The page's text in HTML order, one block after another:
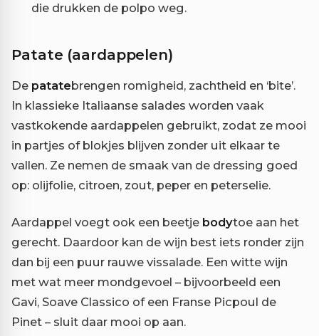
die drukken de polpo weg.
Patate (aardappelen)
De patatebrengen romigheid, zachtheid en ‘bite’.
In klassieke Italiaanse salades worden vaak
vastkokende aardappelen gebruikt, zodat ze mooi
in partjes of blokjes blijven zonder uit elkaar te
vallen. Ze nemen de smaak van de dressing goed
op: olijfolie, citroen, zout, peper en peterselie.
Aardappel voegt ook een beetje bodytoe aan het
gerecht. Daardoor kan de wijn best iets ronder zijn
dan bij een puur rauwe vissalade. Een witte wijn
met wat meer mondgevoel – bijvoorbeeld een
Gavi, Soave Classico of een Franse Picpoul de
Pinet – sluit daar mooi op aan.